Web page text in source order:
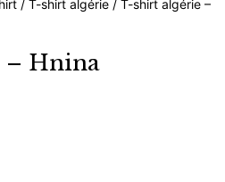
/ T-shirt algérie / T-shirt algérie –
– Hnina